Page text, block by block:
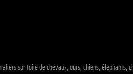
sur toile de chevaux, ours, chiens,